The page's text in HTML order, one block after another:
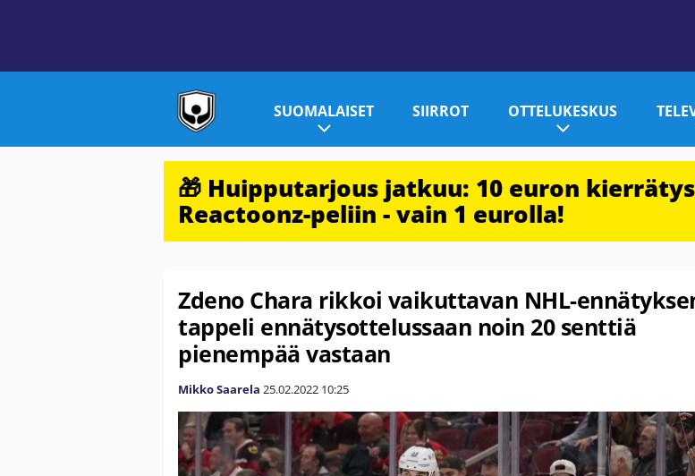
SUOMALAISET SIIRROT OTTELUKESKUS
🎁 Huipputarjous jatkuu: 10 euron
Reactoonz-peliin - vain 1 eurolla!
Zdeno Chara rikkoi vaikuttavan NHL-
tappeli ennätysottelussaan noin 20 senttiä
pienempää vastaan
Mikko Saarela 25.02.2022 10:25